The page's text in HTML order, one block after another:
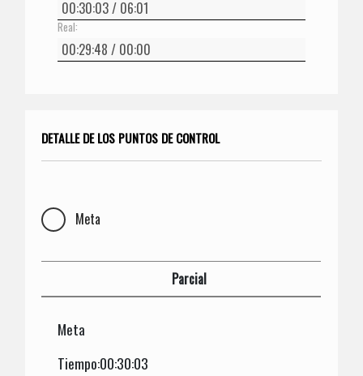
Real:
DETALLE DE LOS PUNTOS DE CONTROL
Meta
Parcial
Meta
Tiempo:00:30:03